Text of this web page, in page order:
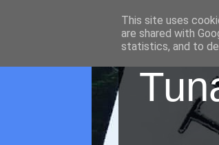
This site uses
are shared with
statistics, and to